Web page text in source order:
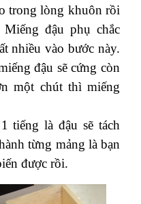
trong lòng khuôn rồi
đậu phụ chắc
nhiều vào bước này.
đậu sẽ cứng còn
một chút thì miếng
tiếng là đậu sẽ tách
từng mảng là bạn
được rồi.